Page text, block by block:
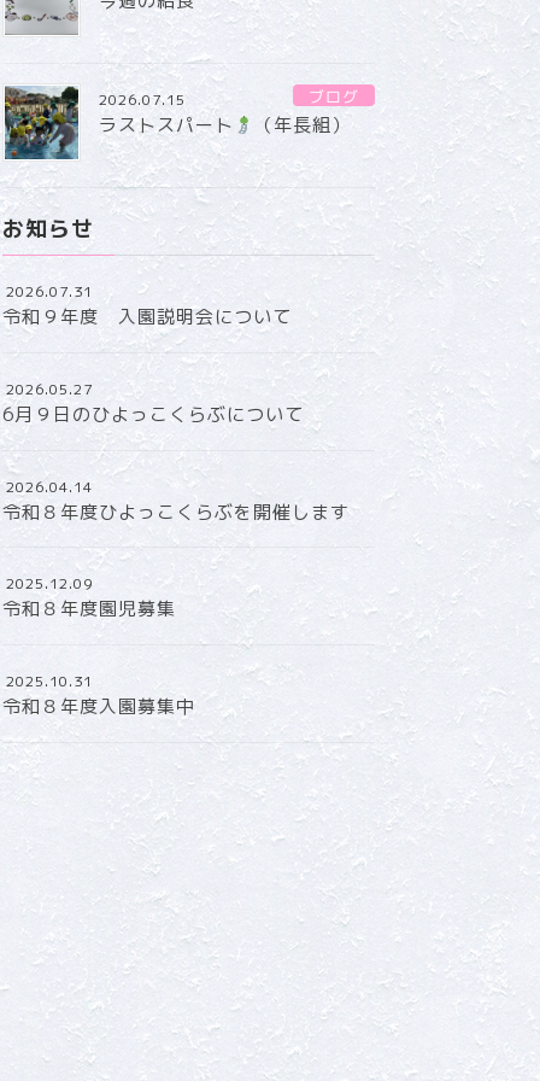
2026.07.15 ブログ
ラストスパート （年長組）
お知らせ
2026.07.31
令和９年度 入園説明会について
2026.05.27
6月９日のひよっこくらぶについて
2026.04.14
令和８年度ひよっこくらぶを開催します
2025.12.09
令和８年度園児募集
2025.10.31
令和８年度入園募集中